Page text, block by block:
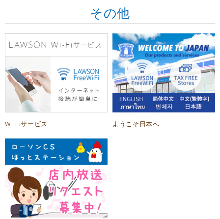
その他
Wi-Fiサービス ようこそ日本へ